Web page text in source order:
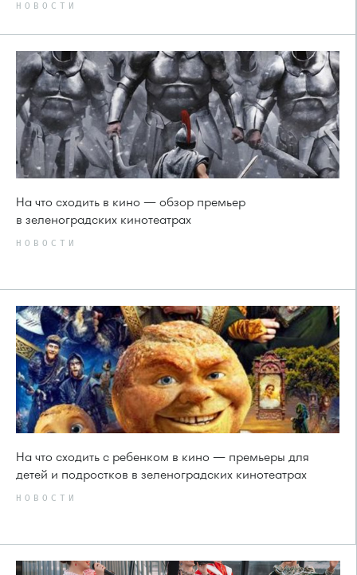
НОВОСТИ
На что сходить в кино — обзор премьер
в зеленоградских кинотеатрах
НОВОСТИ
На что сходить с ребенком в кино — премьеры для
детей и подростков в зеленоградских кинотеатрах
НОВОСТИ